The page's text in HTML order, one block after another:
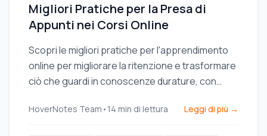
Migliori Pratiche per la Presa di
Appunti nei Corsi Online
Scopri le migliori pratiche per l'apprendimento
online per migliorare la ritenzione e trasformare
ciò che guardi in conoscenze durature, con
HoverNotes Team • 14 min di lettura Leggi di più →